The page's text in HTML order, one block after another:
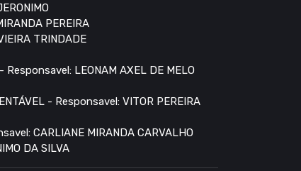
PEREIRA
TRINDADE
Responsavel: LEONAM AXEL DE MELO
- Responsavel: VITOR PEREIRA
CARLIANE MIRANDA CARVALHO
DA SILVA